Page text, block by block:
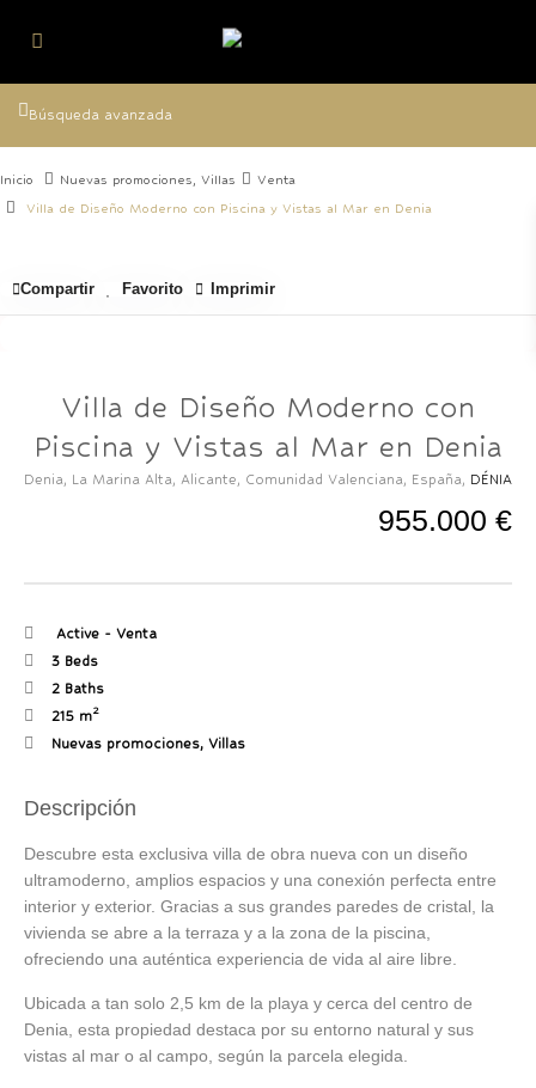
Búsqueda avanzada
Inicio Nuevas promociones Villas
Venta
Villa de Diseño Moderno con Piscina y Vistas al Mar en Denia
Compartir Favorito Imprimir
Villa de Diseño Moderno con
Piscina y Vistas al Mar en Denia
Denia, La Marina Alta, Alicante, Comunidad Valenciana, España, DÉNIA
955.000 €
Active - Venta
3 Beds
2 Baths
215 m2
Nuevas promociones, Villas
Descripción
Descubre esta exclusiva villa de obra nueva con un diseño
ultramoderno, amplios espacios y una conexión perfecta entre
interior y exterior. Gracias a sus grandes paredes de cristal, la
vivienda se abre a la terraza y a la zona de la piscina,
ofreciendo una auténtica experiencia de vida al aire libre.
Ubicada a tan solo 2,5 km de la playa y cerca del centro de
Denia, esta propiedad destaca por su entorno natural y sus
vistas al mar o al campo, según la parcela elegida.